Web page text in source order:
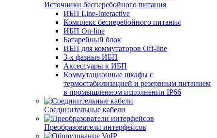
Источники бесперебойного питания
ИБП Line-Interactive
Комплекс бесперебойного питания
ИБП On-line
Батарейный блок
ИБП для коммутаторов Off-line
3-х фазные ИБП
Аксессуары к ИБП
Коммутационные шкафы с
термостабилизацией и резервным питанием
в промышленном исполнении IP66
Соединительные кабели
Преобразователи интерфейсов